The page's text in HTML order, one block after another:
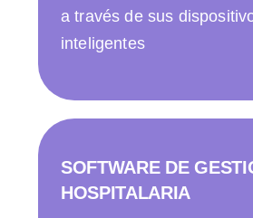
a través de sus
inteligentes
SOFTWARE DE
HOSPITALARIA